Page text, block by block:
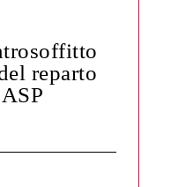
reparto